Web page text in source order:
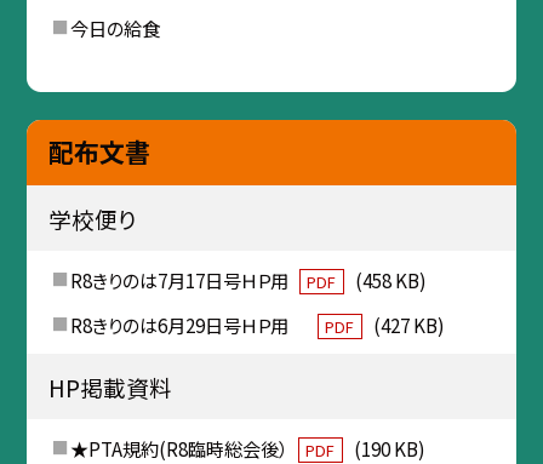
今日の給食
配布文書
学校便り
R8きりのは7月17日号ＨＰ用 PDF
(458 KB)
R8きりのは6月29日号ＨＰ用
PDF (427 KB)
HP掲載資料
★PTA規約(R8臨時総会後） PDF
(190 KB)